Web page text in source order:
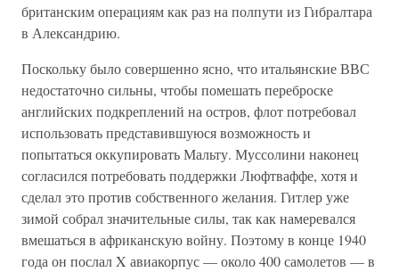
британским операциям как раз на полпути из Гибралтара
в Александрию.
Поскольку было совершенно ясно, что итальянские ВВС
недостаточно сильны, чтобы помешать переброске
английских подкреплений на остров, флот потребовал
использовать представившуюся возможность и
попытаться оккупировать Мальту. Муссолини наконец
согласился потребовать поддержки Люфтваффе, хотя и
сделал это против собственного желания. Гитлер уже
зимой собрал значительные силы, так как намеревался
вмешаться в африканскую войну. Поэтому в конце 1940
года он послал X авиакорпус — около 400 самолетов — в